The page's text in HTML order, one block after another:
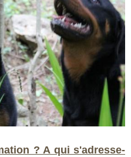
? A qui s'adresse-